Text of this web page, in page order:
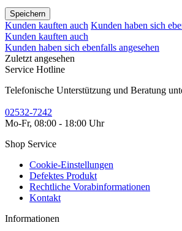
Speichern
Kunden kauften auch Kunden haben sich
Kunden kauften auch
Kunden haben sich ebenfalls angesehen
Zuletzt angesehen
Service Hotline
Telefonische Unterstützung und Beratung
02532-7242
Mo-Fr, 08:00 - 18:00 Uhr
Shop Service
Cookie-Einstellungen
Defektes Produkt
Rechtliche Vorabinformationen
Kontakt
Informationen